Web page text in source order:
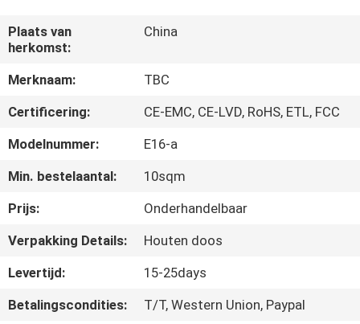
ONGEVEER
ONS
FABRIEKSREIS
KWALITEITSCONTROLE
NIEUWS
SITEMAP
Plaats van
herkomst:
China
Merknaam:
TBC
Certificering:
CE-EMC, CE-LVD, RoHS, ETL, FCC
Modelnummer:
E16-a
Min. bestelaantal:
10sqm
Prijs:
Onderhandelbaar
Verpakking Details:
Houten doos
Levertijd:
15-25days
Betalingscondities:
T/T, Western Union, Paypal